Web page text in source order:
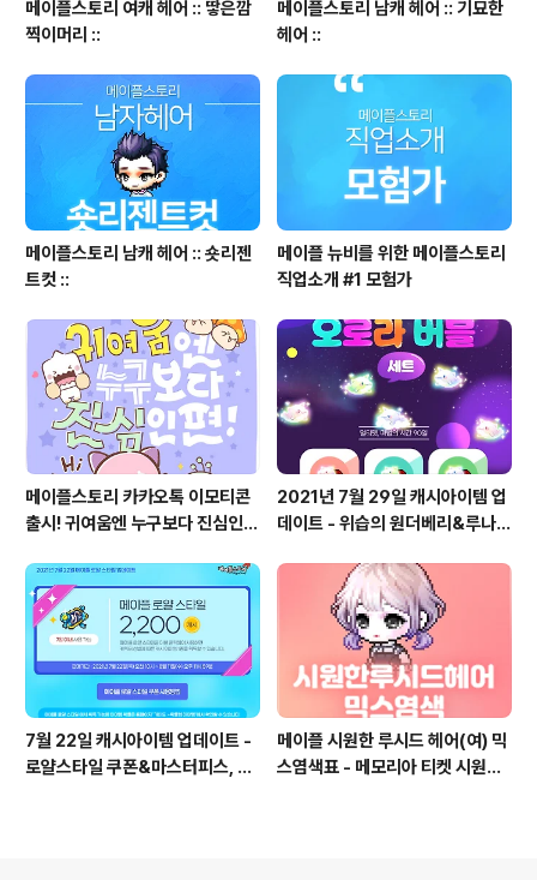
메이플스토리 여캐 헤어 :: 땋은깜
찍이머리 ::
메이플스토리 남캐 헤어 :: 기묘한
헤어 ::
메이플스토리 남캐 헤어 :: 숏리젠
트컷 ::
메이플 뉴비를 위한 메이플스토리
직업소개 #1 모험가
메이플스토리 카카오톡 이모티콘
출시! 귀여움엔 누구보다 진심인
2021년 7월 29일 캐시아이템 업
데이트 - 위습의 원더베리&루나
라 버블 세트, 루나쁘띠 3기 쁘띠
초롱나비, 원더베리 확률
7월 22일 캐시아이템 업데이트 -
로얄스타일 쿠폰&마스터피스, 마
메이플 시원한 루시드 헤어(여) 믹
스염색표 - 메모리아 티켓 시원한